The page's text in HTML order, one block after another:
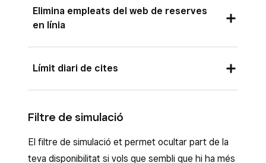
subscripció al pla Plus o Prèmium de
Cites Square
serveis amb empleats diferents en una mateixa
cita. Consulta més informació sobre com
empleats es dividiran de manera proporcional al
Elimina empleats del web de reserves
en línia
cap referència al personal quan facin una
reserva en línia. Els serveis continuaran
manera que tu disposaràs d’aquesta informació,
tot i que no es mostri als clients.
Límit diari de cites
reservar cites per sobre d’aquest límit. No
línia dels clients per a aquell dia un cop s’arribi al
Filtre de simulació
El filtre de simulació et permet ocultar part de la
teva disponibilitat si vols que sembli que hi ha més